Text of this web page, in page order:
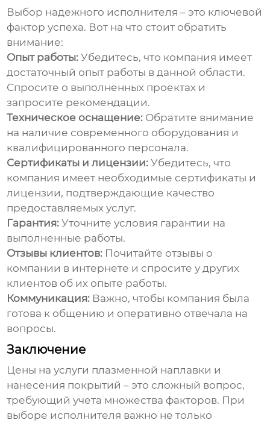
Выбор надежного исполнителя – это ключевой
фактор успеха. Вот на что стоит обратить
внимание:
Опыт работы: Убедитесь, что компания имеет
достаточный опыт работы в данной области.
Спросите о выполненных проектах и
запросите рекомендации.
Техническое оснащение: Обратите внимание
на наличие современного оборудования и
квалифицированного персонала.
Сертификаты и лицензии: Убедитесь, что
компания имеет необходимые сертификаты и
лицензии, подтверждающие качество
предоставляемых услуг.
Гарантия: Уточните условия гарантии на
выполненные работы.
Отзывы клиентов: Почитайте отзывы о
компании в интернете и спросите у других
клиентов об их опыте работы.
Коммуникация: Важно, чтобы компания была
готова к общению и оперативно отвечала на
вопросы.
Заключение
Цены на услуги плазменной наплавки и
нанесения покрытий – это сложный вопрос,
требующий учета множества факторов. При
выборе исполнителя важно не только